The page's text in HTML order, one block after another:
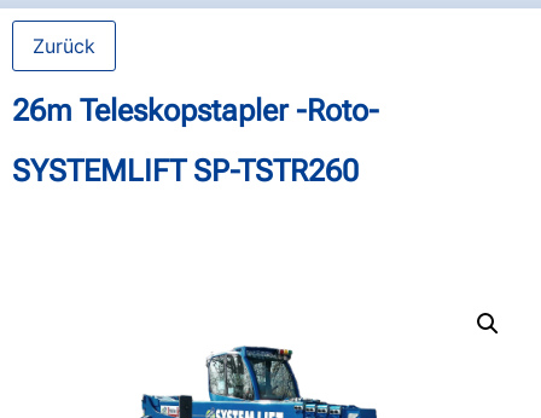
Zurück
26m Teleskopstapler -Roto-
SYSTEMLIFT SP-TSTR260